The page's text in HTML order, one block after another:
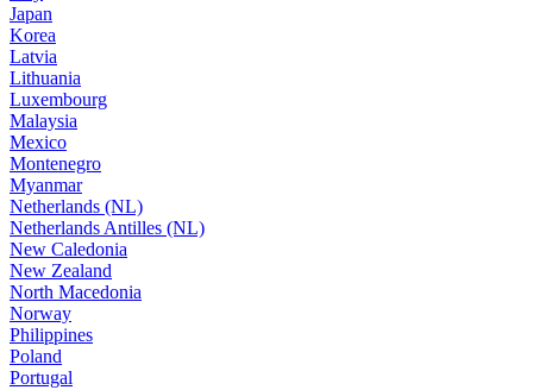
Japan
Korea
Latvia
Lithuania
Luxembourg
Malaysia
Mexico
Montenegro
Myanmar
Netherlands (NL)
Netherlands Antilles (NL)
New Caledonia
New Zealand
North Macedonia
Norway
Philippines
Poland
Portugal